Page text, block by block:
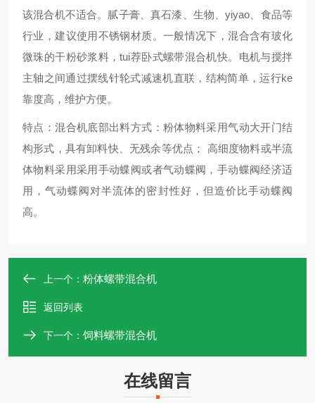
该混合机不适合。腻子膏、真石漆、生物、yiyao、食品等
行业，建议使用不锈钢材质。一般情况下，混合含有玻化
微珠的干粉砂浆料，tui荐卧式螺带混合机快。电机与搅拌
主轴之间通过摆线针轮式减速机直联，结构简单，运行ke
靠度高，维护方便。
特点：混合机底部出料方式：粉体物料采用气动大开门结
构形式，具有卸料快、无残余等优点； 高细度物料或半流
体物料采用采用手动蝶阀或者气动蝶阀，手动蝶阀经济适
用，气动蝶阀对半流体的密封性好，但造价比手动蝶阀
高。
上一个： 粉体螺带混合机
返回列表
下一个： 饲料螺带混合机
在线留言